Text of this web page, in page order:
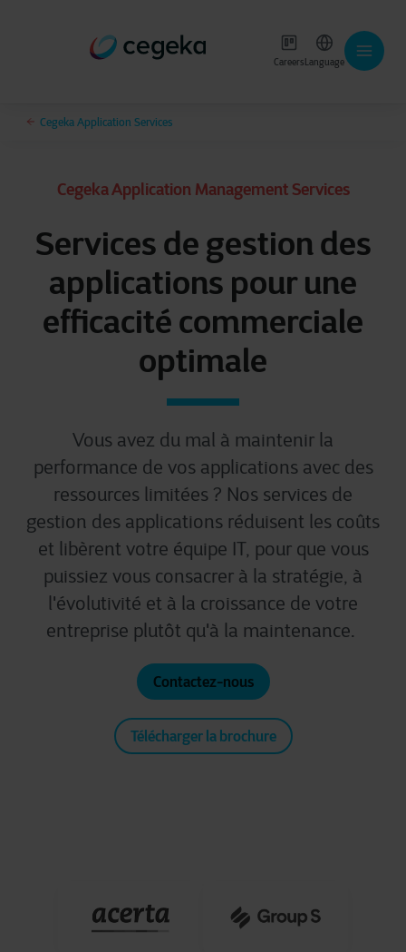
CareersLanguage
Cegeka Application Services
Cegeka Application Management Services
Services de gestion des
applications pour une
efficacité commerciale
optimale
Vous avez du mal à maintenir la
performance de vos applications avec des
ressources limitées ? Nos services de
gestion des applications réduisent les coûts
et libèrent votre équipe IT, pour que vous
puissiez vous consacrer à la stratégie, à
l'évolutivité et à la croissance de votre
entreprise plutôt qu'à la maintenance.
Contactez-nous
Télécharger la brochure